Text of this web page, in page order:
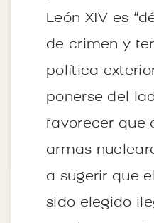
León XIV es
de crimen y
política
ponerse del
favorecer que
armas
a sugerir que
sido elegido